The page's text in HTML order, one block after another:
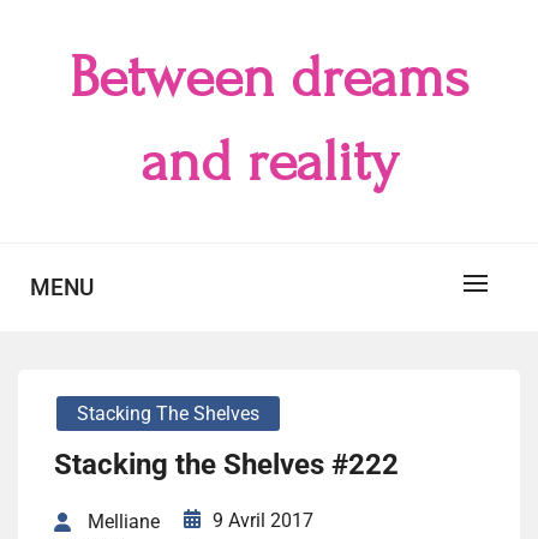
Between dreams
and reality
MENU
Stacking The Shelves
Stacking the Shelves #222
Melliane
9 Avril 2017